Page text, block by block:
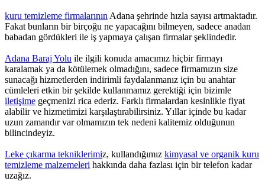
kuru temizleme firmalarının Adana şehrinde hızla sayısı artmaktadır.
Fakat bunların bir birçoğu ne yapacağını bilmeyen, sadece anadan
babadan gördükleri ile iş yapmaya çalışan firmalar şeklindedir.
Adana Baraj Yolu ile ilgili konuda amacımız hiçbir firmayı
karalamak ya da kötülemek olmadığını, sadece firmamızın size
sunacağı hizmetlerden indirimli faydalanmanız için bu anahtar
cümleleri etkin bir şekilde kullanmamız gerektiği için bizimle
iletişime geçmenizi rica ederiz. Farklı firmalardan kesinlikle fiyat
alabilir ve hizmetimizi karşılaştırabilirsiniz. Yıllar içinde bu kadar
uzun zamandır var olmamızın tek nedeni kalitemiz olduğunun
bilincindeyiz.
Leke çıkarma tekniklerimiz, kullandığımız kimyasal ve organik kuru
temizleme malzemeleri hakkında daha fazlası için bir telefon kadar
uzağız.